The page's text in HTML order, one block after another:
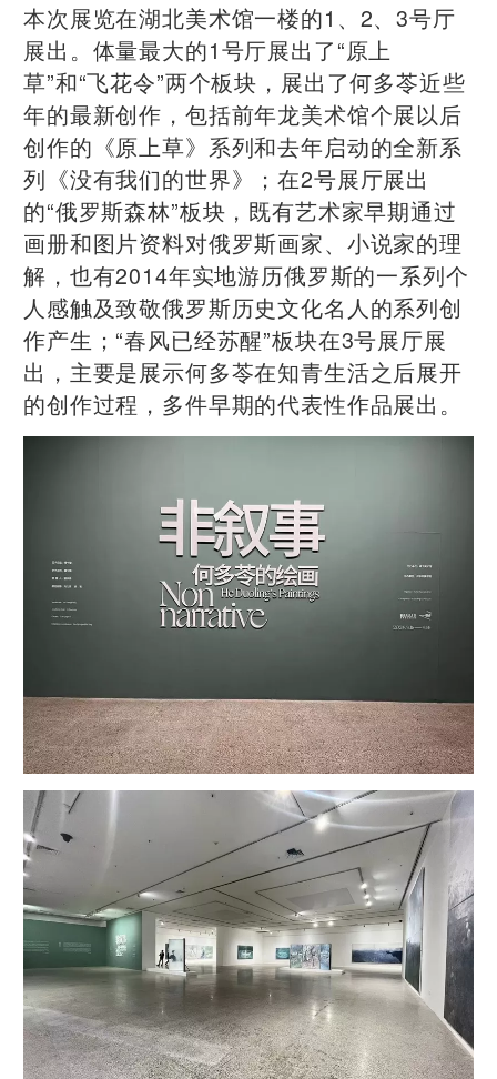
本次展览在湖北美术馆一楼的1、2、3号厅
展出。体量最大的1号厅展出了“原上
草”和“飞花令”两个板块，展出了何多苓近些
年的最新创作，包括前年龙美术馆个展以后
创作的《原上草》系列和去年启动的全新系
列《没有我们的世界》；在2号展厅展出
的“俄罗斯森林”板块，既有艺术家早期通过
画册和图片资料对俄罗斯画家、小说家的理
解，也有2014年实地游历俄罗斯的一系列个
人感触及致敬俄罗斯历史文化名人的系列创
作产生；“春风已经苏醒”板块在3号展厅展
出，主要是展示何多苓在知青生活之后展开
的创作过程，多件早期的代表性作品展出。